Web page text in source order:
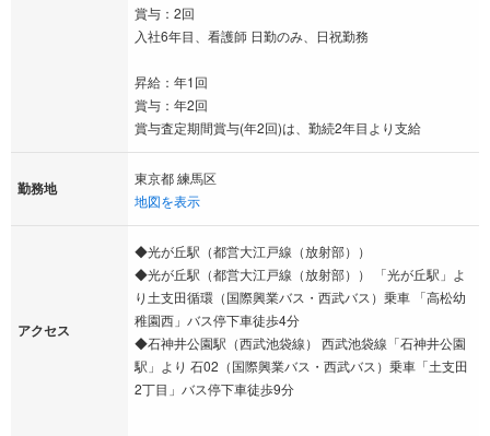
賞与：2回
入社6年目、看護師 日勤のみ、日祝勤務
昇給：年1回
賞与：年2回
賞与査定期間賞与(年2回)は、勤続2年目より支給
勤務地
東京都 練馬区
地図を表示
アクセス
◆光が丘駅（都営大江戸線（放射部））
◆光が丘駅（都営大江戸線（放射部）） 「光が丘駅」よ
り土支田循環（国際興業バス・西武バス）乗車 「高松幼
稚園西」バス停下車徒歩4分
◆石神井公園駅（西武池袋線） 西武池袋線「石神井公園
駅」より 石02（国際興業バス・西武バス）乗車「土支田
2丁目」バス停下車徒歩9分